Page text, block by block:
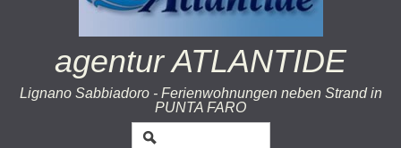
agentur ATLANTIDE
Lignano Sabbiadoro - Ferienwohnungen neben Strand in
PUNTA FARO